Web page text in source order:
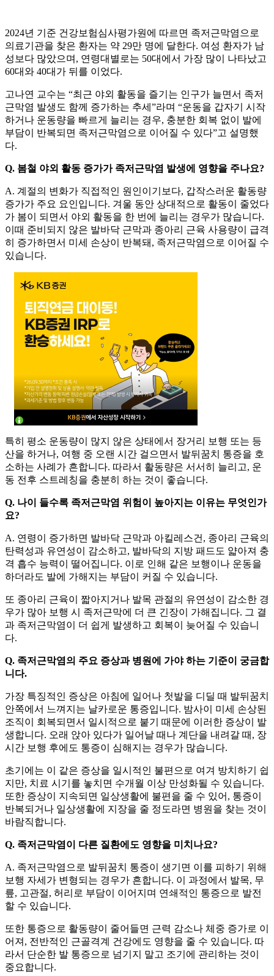
2024년 기준 건강보험심사평가원에 따르면 족저근막염으로
의료기관을 찾은 환자는 약 29만 명에 달한다. 여성 환자가 남
성보다 많았으며, 연령대별로는 50대에서 가장 많이 나타났고
60대와 40대가 뒤를 이었다.
고나연 교수는 “최근 야외 활동을 즐기는 인구가 늘면서 족저
근막염 발생도 함께 증가하는 추세”라며 “운동을 갑자기 시작
하거나 운동량을 빠르게 늘리는 경우, 충분한 회복 없이 발에
부담이 반복되면 족저근막염으로 이어질 수 있다”고 설명했
다.
Q. 봄철 야외 활동 증가가 족저근막염 발생에 영향을 주나요?
A. 계절의 변화가 직접적인 원인이기보다, 갑작스러운 활동량
증가가 주요 요인입니다. 겨울 동안 상대적으로 활동이 줄었다
가 봄이 되면서 야외 활동을 한 번에 늘리는 경우가 많습니다.
이때 준비되지 않은 발바닥 근막과 종아리 근육 사용량이 급격
히 증가하면서 미세 손상이 반복돼, 족저근막염으로 이어질 수
있습니다.
특히 평소 운동량이 많지 않은 상태에서 장거리 보행 또는 등
산을 하거나, 여행 중 오랜 시간 걸으면서 발뒤꿈치 통증을 호
소하는 사례가 흔합니다. 따라서 활동량은 서서히 늘리고, 운
동 전후 스트레칭을 충분히 하는 것이 좋습니다.
Q. 나이 들수록 족저근막염 위험이 높아지는 이유는 무엇인가
요?
A. 연령이 증가하면 발바닥 근막과 아킬레스건, 종아리 근육의
탄력성과 유연성이 감소하고, 발바닥의 지방 패드도 얇아져 충
격 흡수 능력이 떨어집니다. 이로 인해 같은 보행이나 운동을
하더라도 발에 가해지는 부담이 커질 수 있습니다.
또 종아리 근육이 짧아지거나 발목 관절의 유연성이 감소한 경
우가 많아 보행 시 족저근막에 더 큰 긴장이 가해집니다. 그 결
과 족저근막염이 더 쉽게 발생하고 회복이 늦어질 수 있습니
다.
Q. 족저근막염의 주요 증상과 병원에 가야 하는 기준이 궁금합
니다.
가장 특징적인 증상은 아침에 일어나 첫발을 디딜 때 발뒤꿈치
안쪽에서 느껴지는 날카로운 통증입니다. 밤사이 미세 손상된
조직이 회복되면서 일시적으로 붙기 때문에 이러한 증상이 발
생합니다. 오래 앉아 있다가 일어날 때나 계단을 내려갈 때, 장
시간 보행 후에도 통증이 심해지는 경우가 많습니다.
초기에는 이 같은 증상을 일시적인 불편으로 여겨 방치하기 쉽
지만, 치료 시기를 놓치면 수개월 이상 만성화될 수 있습니다.
또한 증상이 지속되면 일상생활에 불편을 줄 수 있어, 통증이
반복되거나 일상생활에 지장을 줄 정도라면 병원을 찾는 것이
바람직합니다.
Q. 족저근막염이 다른 질환에도 영향을 미치나요?
A. 족저근막염으로 발뒤꿈치 통증이 생기면 이를 피하기 위해
보행 자세가 변형되는 경우가 흔합니다. 이 과정에서 발목, 무
릎, 고관절, 허리로 부담이 이어지며 연쇄적인 통증으로 발전
할 수 있습니다.
또한 통증으로 활동량이 줄어들면 근력 감소나 체중 증가로 이
어져, 전반적인 근골격계 건강에도 영향을 줄 수 있습니다. 따
라서 단순한 발 통증으로 넘기지 말고 조기에 관리하는 것이
중요합니다.